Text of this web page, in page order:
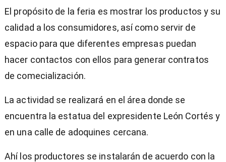
El propósito de la feria es mostrar los productos y su
calidad a los consumidores, así como servir de
espacio para que diferentes empresas puedan
hacer contactos con ellos para generar contratos
de comecialización.
La actividad se realizará en el área donde se
encuentra la estatua del expresidente León Cortés y
en una calle de adoquines cercana.
Ahí los productores se instalarán de acuerdo con la